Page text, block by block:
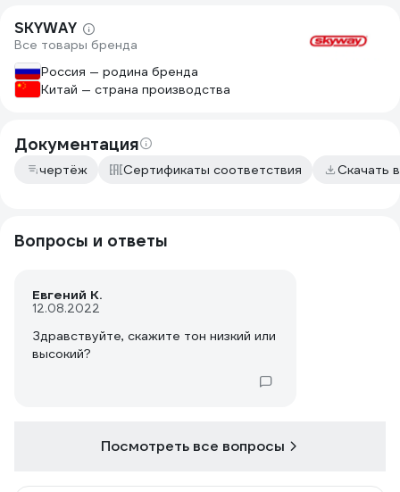
SKYWAY
Все товары бренда
Россия — родина бренда
Китай — страна производства
Документация
чертёж Сертификаты соответствия Скачать
Вопросы и ответы
Евгений К.
12.08.2022
Здравствуйте, скажите тон низкий или
высокий?
Посмотреть все вопросы